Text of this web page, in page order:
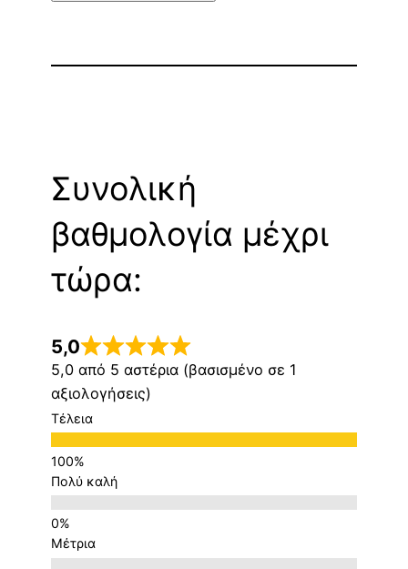
Συνολική
βαθμολογία μέχρι
τώρα:
5,0
5,0 από 5 αστέρια (βασισμένο σε 1
αξιολογήσεις)
Τέλεια
Πολύ καλή
Μέτρια